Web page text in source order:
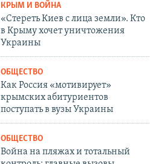
КРЫМ И ВОЙНА
«Стереть Киев с лица земли». Кто
в Крыму хочет уничтожения
Украины
ОБЩЕСТВО
Как Россия «мотивирует»
крымских абитуриентов
поступать в вузы Украины
ОБЩЕСТВО
Война на пляжах и тотальный